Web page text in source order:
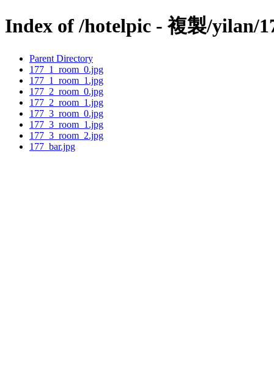
Index of /hotelpic - 複製/yilan/
Parent Directory
177_1_room_0.jpg
177_1_room_1.jpg
177_2_room_0.jpg
177_2_room_1.jpg
177_3_room_0.jpg
177_3_room_1.jpg
177_3_room_2.jpg
177_bar.jpg